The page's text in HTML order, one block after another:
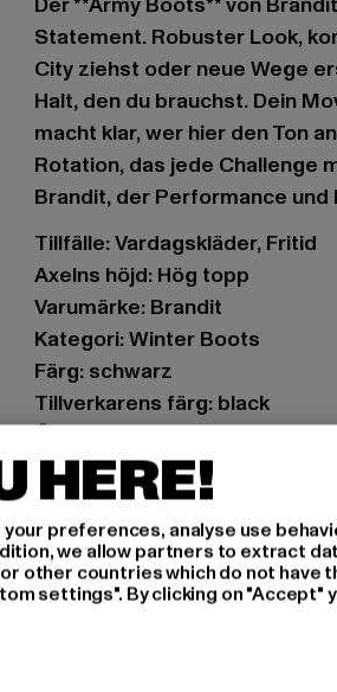
Statement. Robuster Look,
City ziehst oder neue Wege
Halt, den du brauchst. Dein
macht klar, wer hier den Ton
Rotation, das jede Challenge
Brandit, der Performance
Tillfälle: Vardagskläder, Fritid
Axelns höjd: Hög topp
Varumärke: Brandit
Kategori: Winter Boots
Färg: schwarz
Tillverkarens färg: black
Övre material: Läder
Foder: Läder
Anmärkning: Innehåller icke-
Art.nr: BD9008-00007
Tillverkare: Brandit Textil
HERE!
preferences, analyse use
we allow partners to extract
other countries which do not have
settings". By clicking on "Accept"